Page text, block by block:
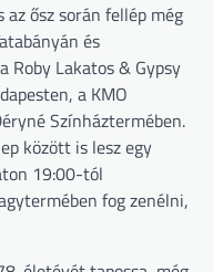
ősz során fellép még
és
Roby Lakatos & Gypsy
a KMO
Színháztermében.
között is lesz egy
19:00-tól
fog zenélni,